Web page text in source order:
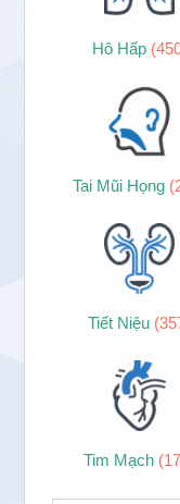
Hô Hấp
Tai Mũi Họng
Tiết Niệu
Tim Mạch